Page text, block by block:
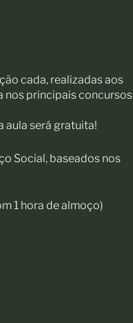
cada, realizadas aos
nos principais concursos
aula será gratuita!
Social, baseados nos
1 hora de almoço)